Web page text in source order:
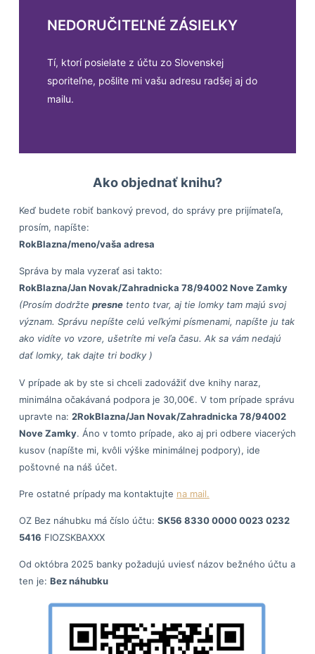
NEDORUČITEĽNÉ ZÁSIELKY
Tí, ktorí posielate z účtu zo Slovenskej
sporiteľne, pošlite mi vašu adresu radšej aj do
mailu.
Ako objednať knihu?
Keď budete robiť bankový prevod, do správy pre prijímateľa,
prosím, napíšte:
RokBlazna/meno/vaša adresa
Správa by mala vyzerať asi takto:
RokBlazna/Jan Novak/Zahradnicka 78/94002 Nove Zamky
(Prosím dodržte presnetento tvar, aj tie lomky tam majú svoj
význam. Správu nepíšte celú veľkými písmenami, napíšte ju tak
ako vidíte vo vzore, ušetríte mi veľa času. Ak sa vám nedajú
dať lomky, tak dajte tri bodky )
V prípade ak by ste si chceli zadovážiť dve knihy naraz,
minimálna očakávaná podpora je 30,00€. V tom prípade správu
upravte na: 2RokBlazna/Jan Novak/Zahradnicka 78/94002
Nove Zamky. Áno v tomto prípade, ako aj pri odbere viacerých
kusov (napíšte mi, kvôli výške minimálnej podpory), ide
poštovné na náš účet.
Pre ostatné prípady ma kontaktujte na mail.
OZ Bez náhubku má číslo účtu: SK56 8330 0000 0023 0232
5416 FIOZSKBAXXX
Od októbra 2025 banky požadujú uviesť názov bežného účtu a
ten je: Bez náhubku